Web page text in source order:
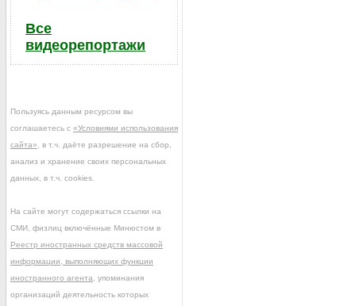
Все
видеорепортажи
Пользуясь данным ресурсом вы
соглашаетесь с «Условиями использования
сайта» , в т.ч. даёте разрешение на сбор,
анализ и хранение своих персональных
данных, в т.ч. cookies.
На сайте могут содержаться ссылки на
СМИ, физлиц включённые Минюстом в
Реестр иностранных средств массовой
информации, выполняющих функции
иностранного агента , упоминания
организаций деятельность которых